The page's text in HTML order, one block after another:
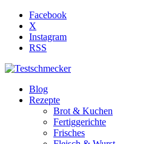
Facebook
X
Instagram
RSS
Blog
Rezepte
Brot & Kuchen
Fertiggerichte
Frisches